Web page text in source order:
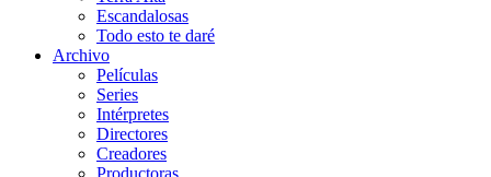
Escandalosas
Todo esto te daré
Archivo
Películas
Series
Intérpretes
Directores
Creadores